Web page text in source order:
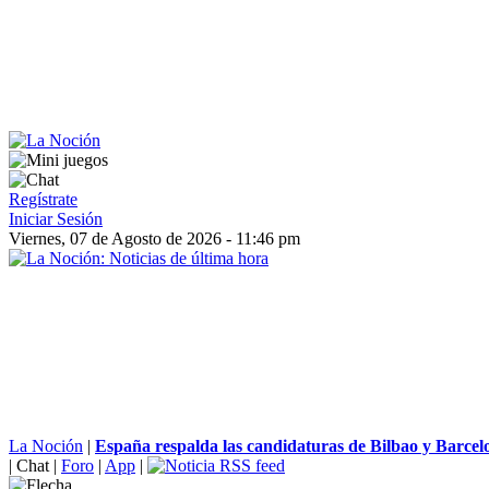
Regístrate
Iniciar Sesión
Viernes, 07 de Agosto de 2026 - 11:46 pm
La Noción | España respalda las candidaturas de Bilbao y
| Chat | Foro | App |